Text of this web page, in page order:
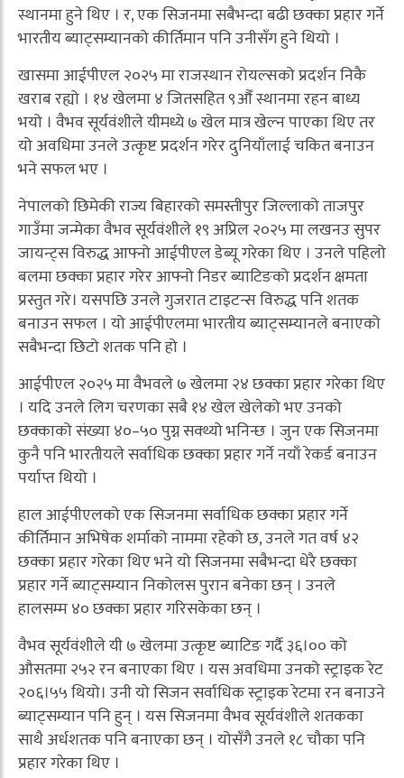
स्थानमा हुने थिए । र, एक सिजनमा सबैभन्दा बढी छक्का प्रहार गर्ने
भारतीय ब्याट्सम्यानको कीर्तिमान पनि उनीसँग हुने थियो ।
खासमा आईपीएल २०२५ मा राजस्थान रोयल्सको प्रदर्शन निकै
खराब रह्यो । १४ खेलमा ४ जितसहित ९औँ स्थानमा रहन बाध्य
भयो । वैभव सूर्यवंशीले यीमध्ये ७ खेल मात्र खेल्न पाएका थिए तर
यो अवधिमा उनले उत्कृष्ट प्रदर्शन गरेर दुनियाँलाई चकित बनाउन
भने सफल भए ।
नेपालको छिमेकी राज्य बिहारको समस्तीपुर जिल्लाको ताजपुर
गाउँमा जन्मेका वैभव सूर्यवंशीले १९ अप्रिल २०२५ मा लखनउ सुपर
जायन्ट्स विरुद्ध आफ्नो आईपीएल डेब्यू गरेका थिए । उनले पहिलो
बलमा छक्का प्रहार गरेर आफ्नो निडर ब्याटिङको प्रदर्शन क्षमता
प्रस्तुत गरे। यसपछि उनले गुजरात टाइटन्स विरुद्ध पनि शतक
बनाउन सफल । यो आईपीएलमा भारतीय ब्याट्सम्यानले बनाएको
सबैभन्दा छिटो शतक पनि हो ।
आईपीएल २०२५ मा वैभवले ७ खेलमा २४ छक्का प्रहार गरेका थिए
। यदि उनले लिग चरणका सबै १४ खेल खेलेको भए उनको
छक्काको संख्या ४०–५० पुग्न सक्थ्यो भनिन्छ । जुन एक सिजनमा
कुनै पनि भारतीयले सर्वाधिक छक्का प्रहार गर्ने नयाँ रेकर्ड बनाउन
पर्याप्त थियो ।
हाल आईपीएलको एक सिजनमा सर्वाधिक छक्का प्रहार गर्ने
कीर्तिमान अभिषेक शर्माको नाममा रहेको छ, उनले गत वर्ष ४२
छक्का प्रहार गरेका थिए भने यो सिजनमा सबैभन्दा धेरै छक्का
प्रहार गर्ने ब्याट्सम्यान निकोलस पुरान बनेका छन् । उनले
हालसम्म ४० छक्का प्रहार गरिसकेका छन् ।
वैभव सूर्यवंशीले यी ७ खेलमा उत्कृष्ट ब्याटिङ गर्दै ३६।०० को
औसतमा २५२ रन बनाएका थिए । यस अवधिमा उनको स्ट्राइक रेट
२०६।५५ थियो। उनी यो सिजन सर्वाधिक स्ट्राइक रेटमा रन बनाउने
ब्याट्सम्यान पनि हुन् । यस सिजनमा वैभव सूर्यवंशीले शतकका
साथै अर्धशतक पनि बनाएका छन् । योसँगै उनले १८ चौका पनि
प्रहार गरेका थिए ।